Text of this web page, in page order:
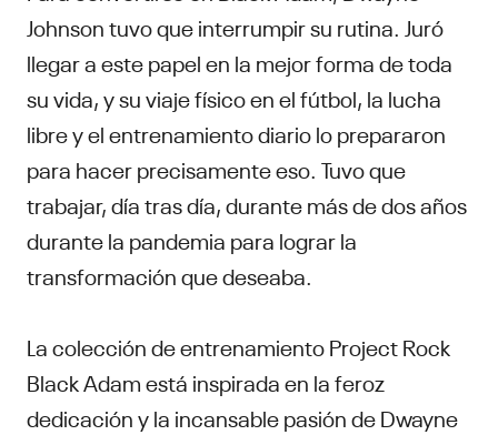
Johnson tuvo que interrumpir su rutina. Juró
llegar a este papel en la mejor forma de toda
su vida, y su viaje físico en el fútbol, la lucha
libre y el entrenamiento diario lo prepararon
para hacer precisamente eso. Tuvo que
trabajar, día tras día, durante más de dos años
durante la pandemia para lograr la
transformación que deseaba.
La colección de entrenamiento Project Rock
Black Adam está inspirada en la feroz
dedicación y la incansable pasión de Dwayne